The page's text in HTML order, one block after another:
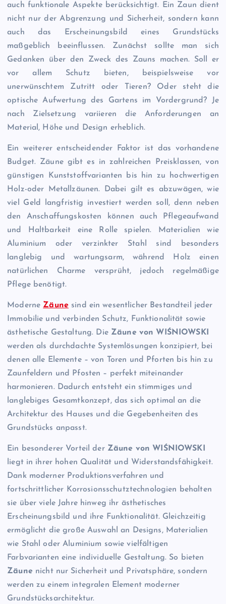
auch funktionale Aspekte berücksichtigt. Ein Zaun dient
nicht nur der Abgrenzung und Sicherheit, sondern kann
auch das Erscheinungsbild eines Grundstücks
maßgeblich beeinflussen. Zunächst sollte man sich
Gedanken über den Zweck des Zauns machen. Soll er
vor allem Schutz bieten, beispielsweise vor
unerwünschtem Zutritt oder Tieren? Oder steht die
optische Aufwertung des Gartens im Vordergrund? Je
nach Zielsetzung variieren die Anforderungen an
Material, Höhe und Design erheblich.
Ein weiterer entscheidender Faktor ist das vorhandene
Budget. Zäune gibt es in zahlreichen Preisklassen, von
günstigen Kunststoffvarianten bis hin zu hochwertigen
Holz-oder Metallzäunen. Dabei gilt es abzuwägen, wie
viel Geld langfristig investiert werden soll, denn neben
den Anschaffungskosten können auch Pflegeaufwand
und Haltbarkeit eine Rolle spielen. Materialien wie
Aluminium oder verzinkter Stahl sind besonders
langlebig und wartungsarm, während Holz einen
natürlichen Charme versprüht, jedoch regelmäßige
Pflege benötigt.
Moderne Zäunesind ein wesentlicher Bestandteil jeder
Immobilie und verbinden Schutz, Funktionalität sowie
ästhetische Gestaltung. Die Zäune von WIŚNIOWSKI
werden als durchdachte Systemlösungen konzipiert, bei
denen alle Elemente – von Toren und Pforten bis hin zu
Zaunfeldern und Pfosten – perfekt miteinander
harmonieren. Dadurch entsteht ein stimmiges und
langlebiges Gesamtkonzept, das sich optimal an die
Architektur des Hauses und die Gegebenheiten des
Grundstücks anpasst.
Ein besonderer Vorteil der Zäune von WIŚNIOWSKI
liegt in ihrer hohen Qualität und Widerstandsfähigkeit.
Dank moderner Produktionsverfahren und
fortschrittlicher Korrosionsschutztechnologien behalten
sie über viele Jahre hinweg ihr ästhetisches
Erscheinungsbild und ihre Funktionalität. Gleichzeitig
ermöglicht die große Auswahl an Designs, Materialien
wie Stahl oder Aluminium sowie vielfältigen
Farbvarianten eine individuelle Gestaltung. So bieten
Zäunenicht nur Sicherheit und Privatsphäre, sondern
werden zu einem integralen Element moderner
Grundstücksarchitektur.